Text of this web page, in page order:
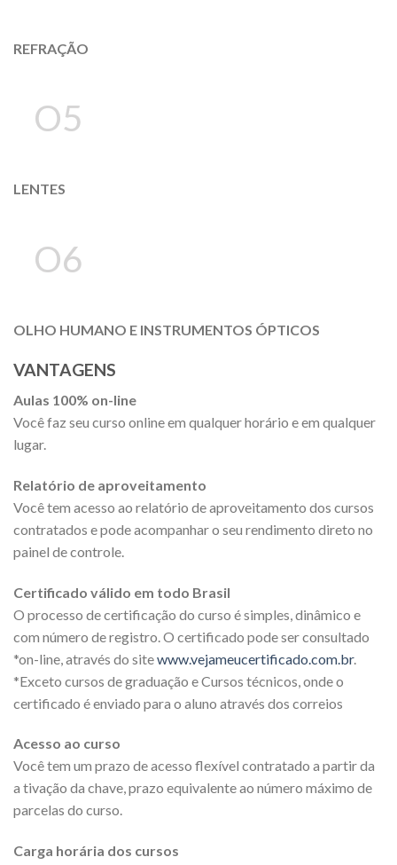
REFRAÇÃO
O5
LENTES
O6
OLHO HUMANO E INSTRUMENTOS ÓPTICOS
VANTAGENS
Aulas 100% on-line
Você faz seu curso online em qualquer horário e em qualquer
lugar.
Relatório de aproveitamento
Você tem acesso ao relatório de aproveitamento dos cursos
contratados e pode acompanhar o seu rendimento direto no
painel de controle.
Certificado válido em todo Brasil
O processo de certificação do curso é simples, dinâmico e
com número de registro. O certificado pode ser consultado
*on-line, através do sitewww.vejameucertificado.com.br.
*Exceto cursos de graduação e Cursos técnicos, onde o
certificado é enviado para o aluno através dos correios
Acesso ao curso
Você tem um prazo de acesso flexível contratado a partir da
a tivação da chave, prazo equivalente ao número máximo de
parcelas do curso.
Carga horária dos cursos